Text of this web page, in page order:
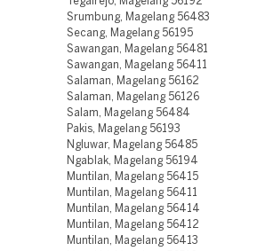
Srumbung, Magelang 56483
Secang, Magelang 56195
Sawangan, Magelang 56481
Sawangan, Magelang 56411
Salaman, Magelang 56162
Salaman, Magelang 56126
Salam, Magelang 56484
Pakis, Magelang 56193
Ngluwar, Magelang 56485
Ngablak, Magelang 56194
Muntilan, Magelang 56415
Muntilan, Magelang 56411
Muntilan, Magelang 56414
Muntilan, Magelang 56412
Muntilan, Magelang 56413